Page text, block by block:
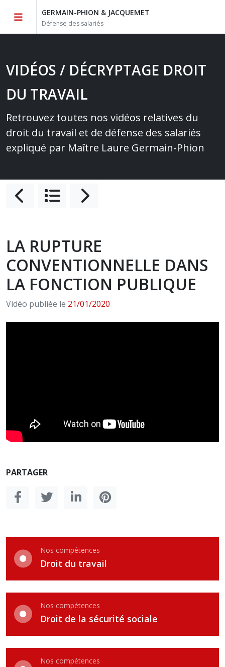
GERMAIN-PHION & JACQUEMET
Défense des salariés
VIDÉOS / DÉCRYPTAGE DROIT
DU TRAVAIL
Retrouvez toutes nos vidéos relatives du
droit du travail et de défense des salariés
expliqué par Maître Laure Germain-Phion
LA RUPTURE
CONVENTIONNELLE DANS
LA FONCTION PUBLIQUE
Vidéo publiée le 21/01/2020
PARTAGER
Nos compétences
Droit du travail
Nos compétences
Droit de la sécurité sociale
Nos compétences